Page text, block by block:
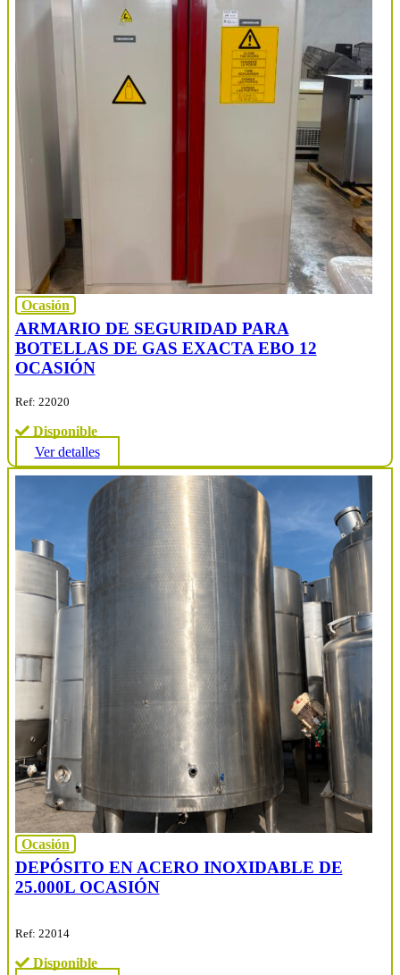
Ocasión
ARMARIO DE SEGURIDAD PARA
BOTELLAS DE GAS EXACTA EBO 12
OCASIÓN
Ref: 22020
Disponible
Ver detalles
Ocasión
DEPÓSITO EN ACERO INOXIDABLE DE
25.000L OCASIÓN
Ref: 22014
Disponible